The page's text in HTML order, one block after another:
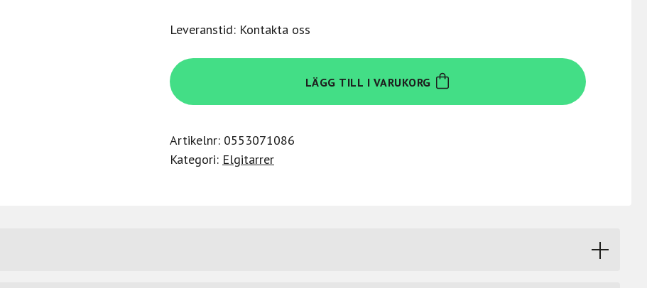
Leveranstid: Kontakta oss
Epiphone
ES-
339
Sunburst
ES-
LÄGG TILL I VARUKORG
Artikelnr: 0553071086
Kategori: Elgitarrer